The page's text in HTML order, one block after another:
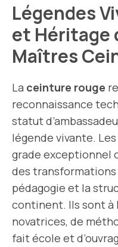
Légendes
et Héritage
Maîtres
La ceinture rouge
reconnaissance
statut
légende vivante.
grade exceptionnel
des transformations
pédagogie et la
continent. Ils sont à
novatrices, de
fait école et